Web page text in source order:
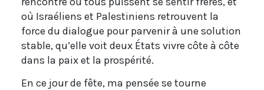
où Israéliens et Palestiniens retrouvent la
force du dialogue pour parvenir à une solution
stable, qu’elle voit deux États vivre côte à côte
dans la paix et la prospérité.
En ce jour de fête, ma pensée se tourne